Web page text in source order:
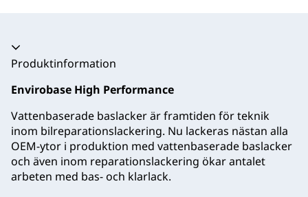
Produktinformation
Envirobase High Performance
Vattenbaserade baslacker är framtiden för teknik
inom bilreparationslackering. Nu lackeras nästan alla
OEM-ytor i produktion med vattenbaserade baslacker
och även inom reparationslackering ökar antalet
arbeten med bas- och klarlack.